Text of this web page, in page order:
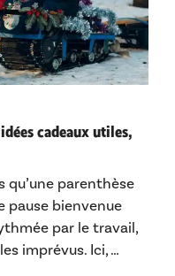
cadeaux utiles,
qu’une parenthèse
pause bienvenue
par le travail,
imprévus. Ici, …